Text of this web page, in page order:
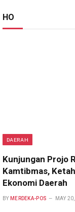
HO
DAERAH
Kunjungan Projo
Kamtibmas,
Ekonomi Daerah
BY MERDEKA-POS MAY